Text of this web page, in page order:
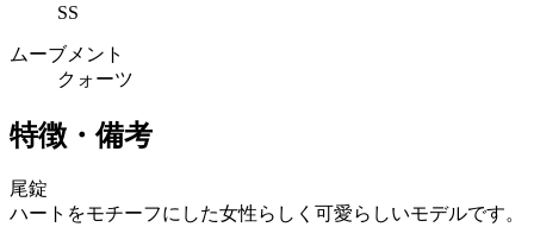
SS
ムーブメント
クォーツ
特徴・備考
尾錠
ハートをモチーフにした女性らしく可愛らしいモデルです。